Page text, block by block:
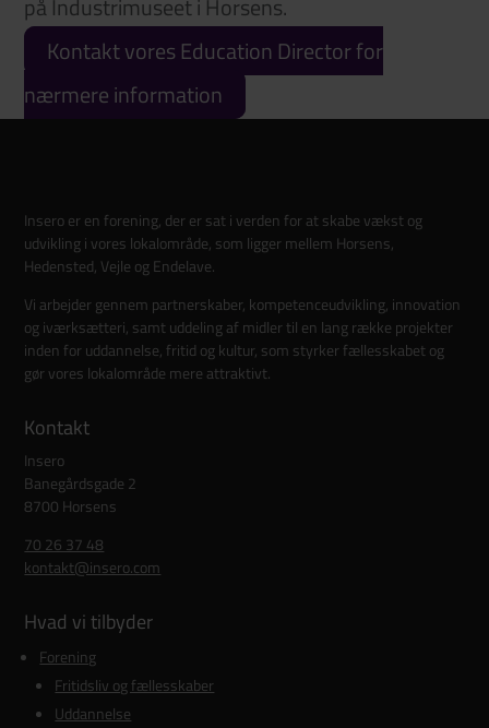
på Industrimuseet i Horsens.
Kontakt vores Education Director for
nærmere information
Insero er en forening, der er sat i verden for at skabe vækst og
udvikling i vores lokalområde, som ligger mellem Horsens,
Hedensted, Vejle og Endelave.
Vi arbejder gennem partnerskaber, kompetenceudvikling, innovation
og iværksætteri, samt uddeling af midler til en lang række projekter
inden for uddannelse, fritid og kultur, som styrker fællesskabet og
gør vores lokalområde mere attraktivt.
Kontakt
Insero
Banegårdsgade 2
8700 Horsens
70 26 37 48
kontakt@insero.com
Hvad vi tilbyder
Forening
Fritidsliv og fællesskaber
Uddannelse